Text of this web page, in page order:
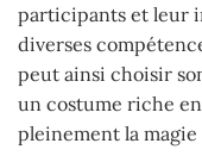
participants et leur
diverses
peut ainsi choisir
un costume riche
pleinement la magie